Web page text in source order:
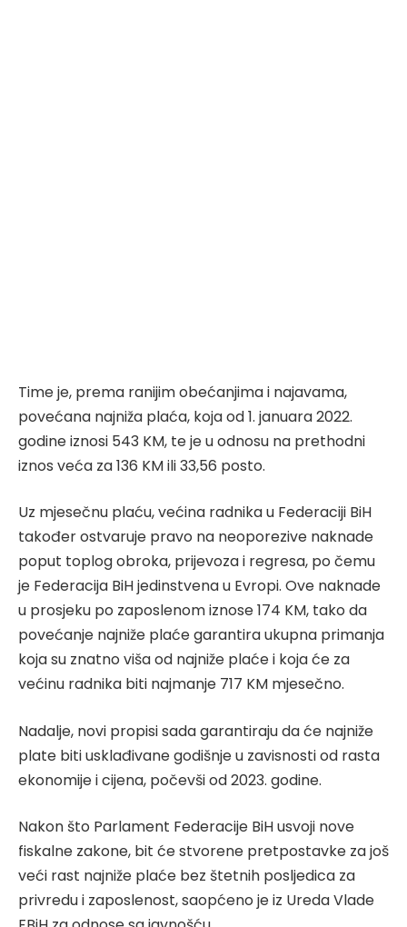
Time je, prema ranijim obećanjima i najavama,
povećana najniža plaća, koja od 1. januara 2022.
godine iznosi 543 KM, te je u odnosu na prethodni
iznos veća za 136 KM ili 33,56 posto.
Uz mjesečnu plaću, većina radnika u Federaciji BiH
također ostvaruje pravo na neoporezive naknade
poput toplog obroka, prijevoza i regresa, po čemu
je Federacija BiH jedinstvena u Evropi. Ove naknade
u prosjeku po zaposlenom iznose 174 KM, tako da
povećanje najniže plaće garantira ukupna primanja
koja su znatno viša od najniže plaće i koja će za
većinu radnika biti najmanje 717 KM mjesečno.
Nadalje, novi propisi sada garantiraju da će najniže
plate biti usklađivane godišnje u zavisnosti od rasta
ekonomije i cijena, počevši od 2023. godine.
Nakon što Parlament Federacije BiH usvoji nove
fiskalne zakone, bit će stvorene pretpostavke za još
veći rast najniže plaće bez štetnih posljedica za
privredu i zaposlenost, saopćeno je iz Ureda Vlade